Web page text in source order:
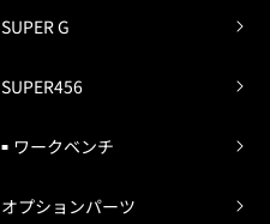
SUPER G
SUPER456
ワークベンチ
オプションパーツ